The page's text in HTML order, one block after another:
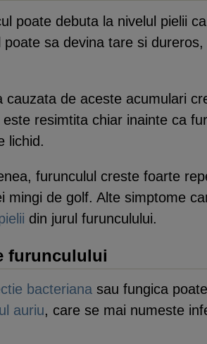
poate debuta la nivelul pielii
poate sa devina tare si
cauzata de aceste acumulari
resimtita chiar inainte ca
lichid.
furunculul creste foarte
mingi de golf. Alte simptome
din jurul furunculului.
furunculului
bacteriana sau fungica
auriu, care se mai numeste